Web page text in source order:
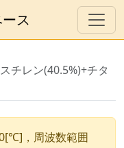
ス
チレン(40.5%)+チタ
，周波数範囲